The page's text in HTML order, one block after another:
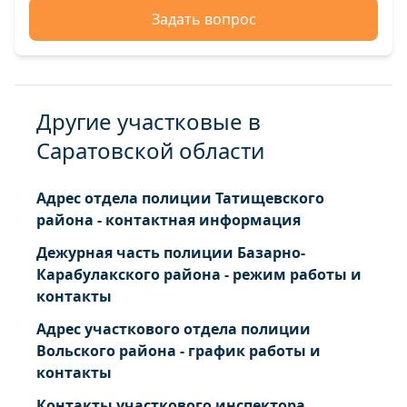
Задать вопрос
Другие участковые в
Саратовской области
Адрес отдела полиции Татищевского
района - контактная информация
Дежурная часть полиции Базарно-
Карабулакского района - режим работы и
контакты
Адрес участкового отдела полиции
Вольского района - график работы и
контакты